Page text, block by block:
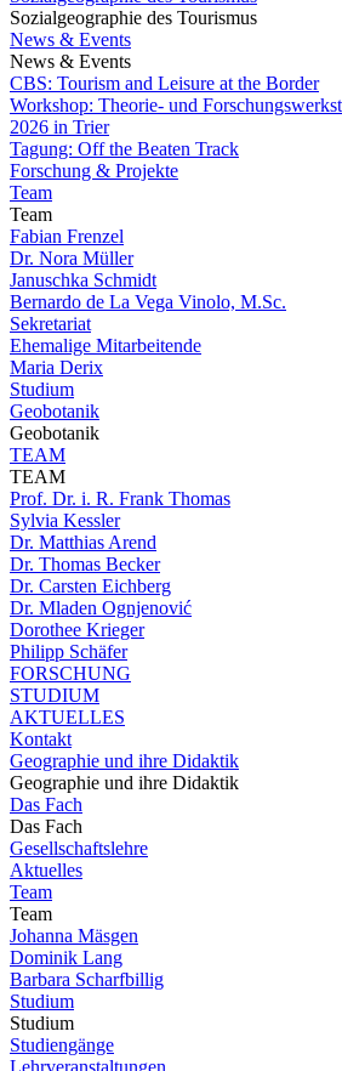
Sozialgeographie des Tourismus
News & Events
News & Events
CBS: Tourism and Leisure at the Border
Workshop: Theorie- und
2026 in Trier
Tagung: Off the Beaten Track
Forschung & Projekte
Team
Team
Fabian Frenzel
Dr. Nora Müller
Januschka Schmidt
Bernardo de La Vega Vinolo, M.Sc.
Sekretariat
Ehemalige Mitarbeitende
Maria Derix
Studium
Geobotanik
Geobotanik
TEAM
TEAM
Prof. Dr. i. R. Frank Thomas
Sylvia Kessler
Dr. Matthias Arend
Dr. Thomas Becker
Dr. Carsten Eichberg
Dr. Mladen Ognjenović
Dorothee Krieger
Philipp Schäfer
FORSCHUNG
STUDIUM
AKTUELLES
Kontakt
Geographie und ihre Didaktik
Geographie und ihre Didaktik
Das Fach
Das Fach
Gesellschaftslehre
Aktuelles
Team
Team
Johanna Mäsgen
Dominik Lang
Barbara Scharfbillig
Studium
Studium
Studiengänge
Lehrveranstaltungen